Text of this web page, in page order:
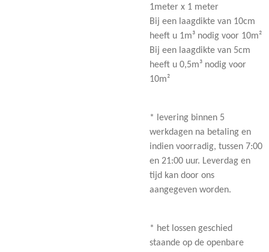
1meter x 1 meter
Bij een laagdikte van 10cm
heeft u 1m³ nodig voor 10m²
Bij een laagdikte van 5cm
heeft u 0,5m³ nodig voor
10m²
* levering binnen 5
werkdagen na betaling en
indien voorradig, tussen 7:00
en 21:00 uur. Leverdag en
tijd kan door ons
aangegeven worden.
* het lossen geschied
staande op de openbare